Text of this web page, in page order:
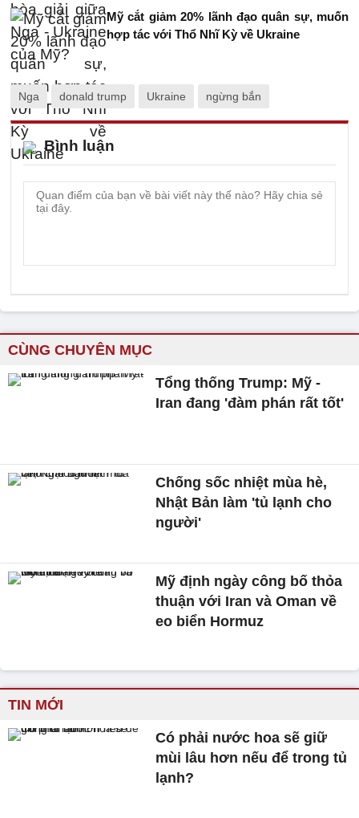
Mỹ cắt giảm 20% lãnh đạo quân sự, muốn
hợp tác với Thổ Nhĩ Kỳ về Ukraine
Nga donald trump Ukraine ngừng bắn
Bình luận
CÙNG CHUYÊN MỤC
Tổng thống Trump: Mỹ -
Iran đang 'đàm phán rất tốt'
Chống sốc nhiệt mùa hè,
Nhật Bản làm 'tủ lạnh cho
người'
Mỹ định ngày công bố thỏa
thuận với Iran và Oman về
eo biển Hormuz
TIN MỚI
Có phải nước hoa sẽ giữ
mùi lâu hơn nếu để trong tủ
lạnh?